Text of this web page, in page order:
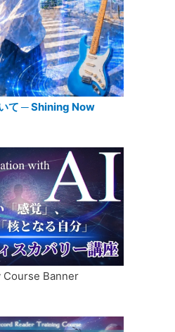
て ─ Shining Now
Banner